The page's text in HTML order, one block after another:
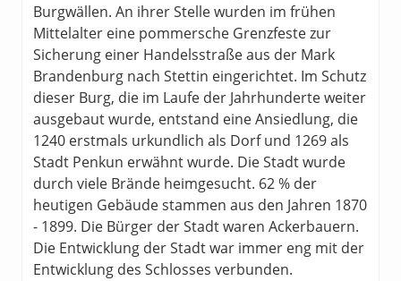
Burgwällen. An ihrer Stelle wurden im frühen
Mittelalter eine pommersche Grenzfeste zur
Sicherung einer Handelsstraße aus der Mark
Brandenburg nach Stettin eingerichtet. Im Schutz
dieser Burg, die im Laufe der Jahrhunderte weiter
ausgebaut wurde, entstand eine Ansiedlung, die
1240 erstmals urkundlich als Dorf und 1269 als
Stadt Penkun erwähnt wurde. Die Stadt wurde
durch viele Brände heimgesucht. 62 % der
heutigen Gebäude stammen aus den Jahren 1870
- 1899. Die Bürger der Stadt waren Ackerbauern.
Die Entwicklung der Stadt war immer eng mit der
Entwicklung des Schlosses verbunden.